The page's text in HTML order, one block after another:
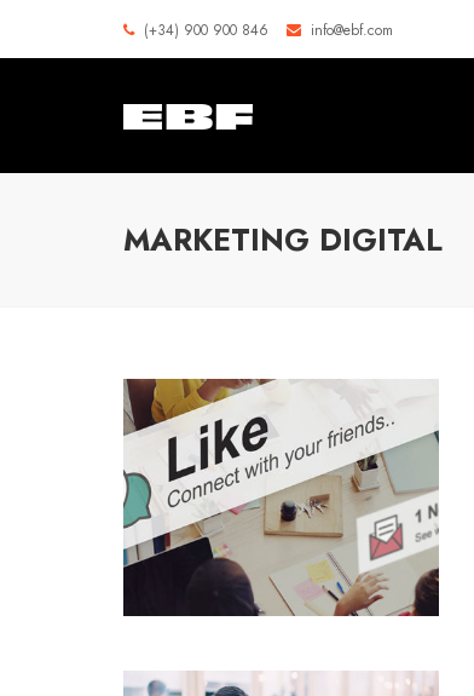
(+34) 900 900 846 info@ebf.com
MARKETING DIGITAL